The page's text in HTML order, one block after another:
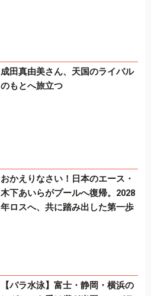
成田真由美さん、天国のライバル
のもとへ旅立つ
おかえりなさい！日本のエース・
木下あいらがプールへ復帰。2028
年ロスへ、共に踏み出した第一歩
【パラ水泳】富士・静岡・横浜の